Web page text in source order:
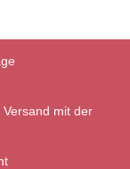
mit der